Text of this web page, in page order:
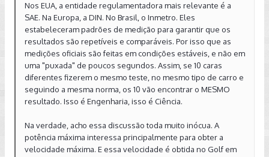
Nos EUA, a entidade regulamentadora mais relevante é a
SAE. Na Europa, a DIN. No Brasil, o Inmetro. Eles
estabeleceram padrões de medição para garantir que os
resultados são repetíveis e comparáveis. Por isso que as
medições oficiais são feitas em condições estáveis, e não em
uma "puxada" de poucos segundos. Assim, se 10 caras
diferentes fizerem o mesmo teste, no mesmo tipo de carro e
seguindo a mesma norma, os 10 vão encontrar o MESMO
resultado. Isso é Engenharia, isso é Ciência.
Na verdade, acho essa discussão toda muito inócua. A
potência máxima interessa principalmente para obter a
velocidade máxima. E essa velocidade é obtida no Golf em